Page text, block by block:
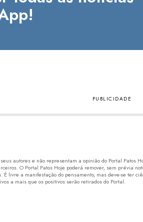
autores e não representam a opinião do Portal Patos
O Portal Patos Hoje poderá remover, sem prévia
livre a manifestação do pensamento, mas deve-se ter
a mais que os positivos serão retirados do Portal.